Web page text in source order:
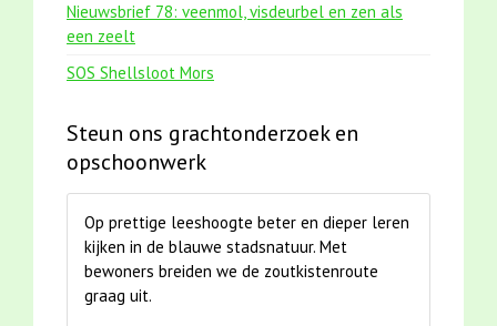
Nieuwsbrief 78: veenmol, visdeurbel en zen als
een zeelt
SOS Shellsloot Mors
Steun ons grachtonderzoek en
opschoonwerk
Op prettige leeshoogte beter en dieper leren
kijken in de blauwe stadsnatuur. Met
bewoners breiden we de zoutkistenroute
graag uit.